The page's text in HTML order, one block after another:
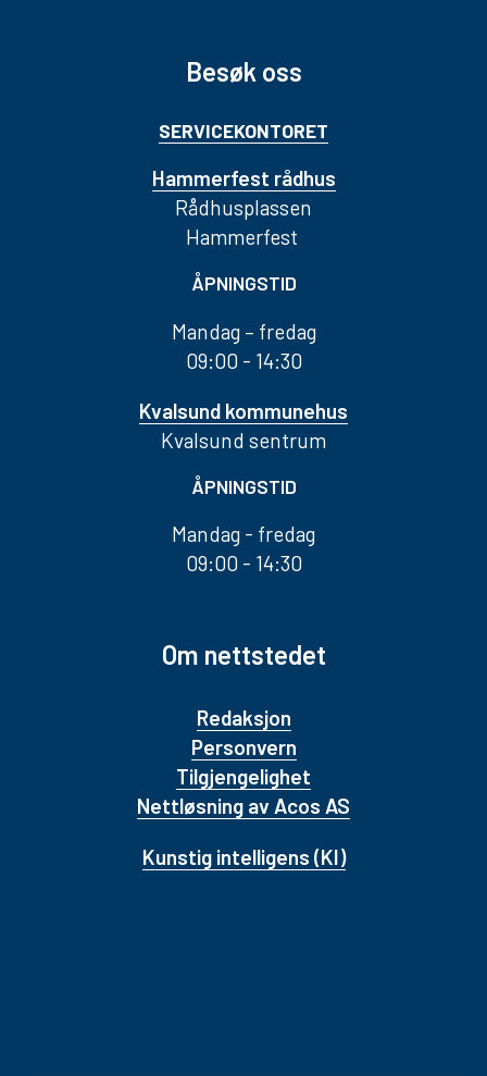
Besøk oss
SERVICEKONTORET
Hammerfest rådhus
Rådhusplassen
Hammerfest
ÅPNINGSTID
Mandag – fredag
09:00 - 14:30
Kvalsund kommunehus
Kvalsund sentrum
ÅPNINGSTID
Mandag - fredag
09:00 - 14:30
Om nettstedet
Redaksjon
Personvern
Tilgjengelighet
Nettløsning av Acos AS
Kunstig intelligens (KI)